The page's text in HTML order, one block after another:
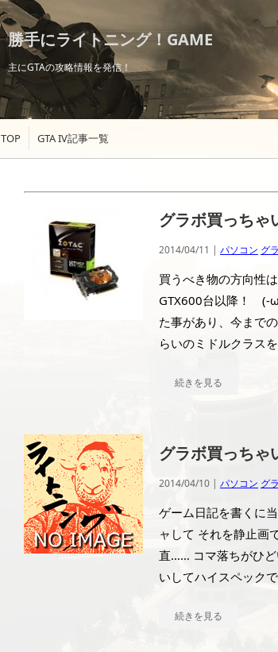
勝手にライトニング！GAME
主にGTAの攻略情報を発信！
TOP GTA IV記事一覧
グラボ買っち
2014/04/11 | パソコン グ
買うべき物の方向性
GTX600台以降！ (-
た事があり、今まで
らいのミドルクラス
続きを見る
グラボ買っち
2014/04/10 | パソコン グ
ゲーム日記を書くに
ャして それを静止画
直…… コマ落ちがひど
いしてハイスペック
続きを見る